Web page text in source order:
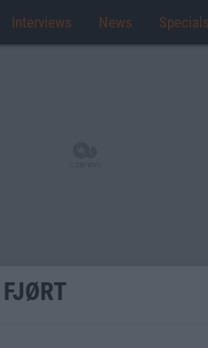
Interviews News Specials
FJØRT